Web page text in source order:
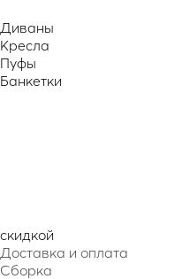
Диваны
Кресла
Пуфы
Банкетки
скидкой
Доставка и оплата
Сборка